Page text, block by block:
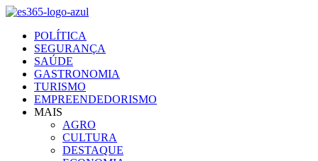
Ir
conteúdo
POLÍTICA
SEGURANÇA
SAÚDE
GASTRONOMIA
TURISMO
EMPREENDEDORISMO
MAIS
AGRO
CULTURA
DESTAQUE